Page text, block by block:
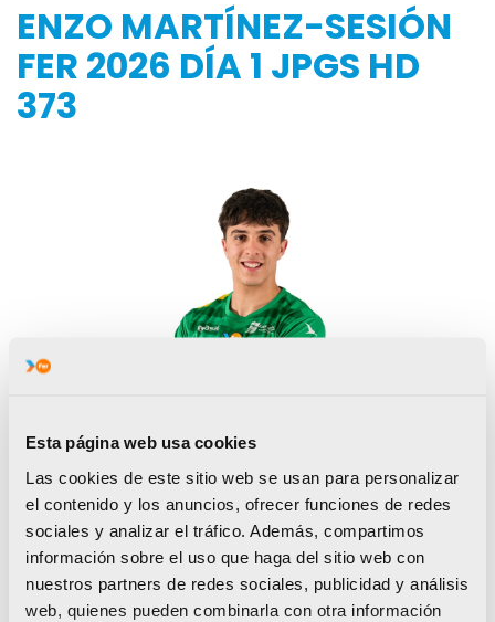
Esta página web usa cookies
Las cookies de este sitio web se usan para personalizar
el contenido y los anuncios, ofrecer funciones de redes
sociales y analizar el tráfico. Además, compartimos
información sobre el uso que haga del sitio web con
nuestros partners de redes sociales, publicidad y análisis
web, quienes pueden combinarla con otra información
ENZO MARTÍNEZ-SESIÓN
FER 2026 DÍA 1 JPGS HD
373